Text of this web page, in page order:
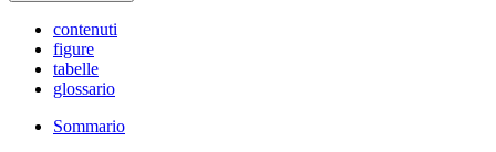
contenuti
figure
tabelle
glossario
Sommario